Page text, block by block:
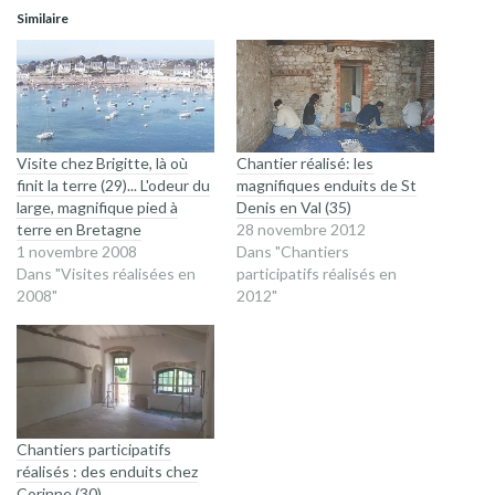
nouvelle
fenêtre)fenêtre)
Similaire
Visite chez Brigitte, là où
finit la terre (29)... L'odeur du
large, magnifique pied à
terre en Bretagne
1 novembre 2008
Dans "Visites réalisées en
2008"
Chantier réalisé: les
magnifiques enduits de St
Denis en Val (35)
28 novembre 2012
Dans "Chantiers
participatifs réalisés en
2012"
Chantiers participatifs
réalisés : des enduits chez